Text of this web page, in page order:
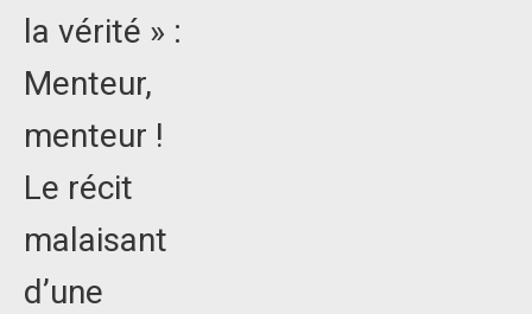
la vérité » :
Menteur,
menteur !
Le récit
malaisant
d’une